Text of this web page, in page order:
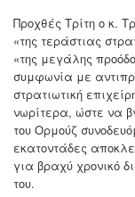
Προχθές Τρίτη ο κ.
«της τεράστιας
«της μεγάλης
συμφωνία με
στρατιωτική
νωρίτερα, ώστε να
του Ορμούζ
εκατοντάδες
για βραχύ χρονικό
του.